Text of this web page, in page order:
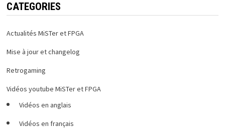
CATEGORIES
Actualités MiSTer et FPGA
Mise à jour et changelog
Retrogaming
Vidéos youtube MiSTer et FPGA
Vidéos en anglais
Vidéos en français